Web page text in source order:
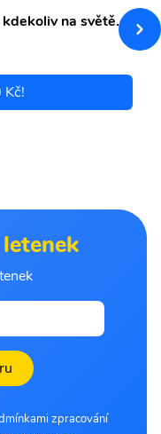
na světě.
Kč!
zpracování